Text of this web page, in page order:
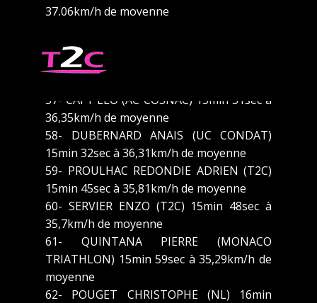
37,06km/h de moyenne
15min 16sec à 36,94km/h de moyenne
56- CAPY JULIE (AC COSNAC) 15min 21sec
57- CAPY LEO (AC COSNAC) 15min 31sec à
36,35km/h de moyenne
58- DUBERNARD ANAIS (UC CONDAT)
15min 32sec à 36,31km/h de moyenne
59- PROULHAC REDONDIE ADRIEN (T2C)
15min 45sec à 35,81km/h de moyenne
60- SERVIER ENZO (T2C) 15min 48sec à
35,7km/h de moyenne
61- QUINTANA PIERRE (MONACO
TRIATHLON) 15min 59sec à 35,29km/h de
moyenne
62- POUGET CHRISTOPHE (NL) 16min